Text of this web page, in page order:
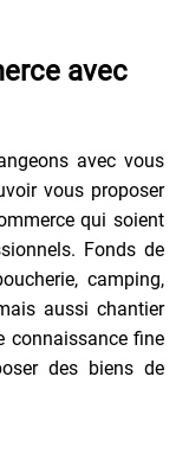
avec
avec vous
vous proposer
qui soient
Fonds de
camping,
aussi chantier
connaissance fine
des biens de